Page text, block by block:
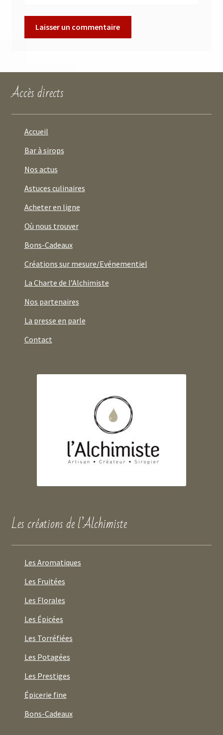
Accès directs
Accueil
Bar à sirops
Nos actus
Astuces culinaires
Acheter en ligne
Où nous trouver
Bons-Cadeaux
Créations sur mesure/Evénementiel
La Charte de l’Alchimiste
Nos partenaires
La presse en parle
Contact
Les créations de l’Alchimiste
Les Aromatiques
Les Fruitées
Les Florales
Les Épicées
Les Torréfiées
Les Potagées
Les Prestiges
Épicerie fine
Bons-Cadeaux